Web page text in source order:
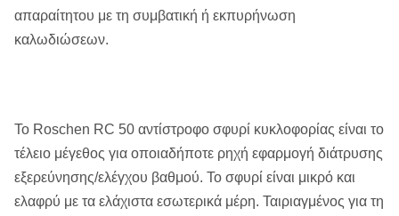
απαραίτητου με τη συμβατική ή εκπυρήνωση
καλωδιώσεων.
Το Roschen RC 50 αντίστροφο σφυρί κυκλοφορίας είναι το
τέλειο μέγεθος για οποιαδήποτε ρηχή εφαρμογή διάτρυσης
εξερεύνησης/ελέγχου βαθμού. Το σφυρί είναι μικρό και
ελαφρύ με τα ελάχιστα εσωτερικά μέρη. Ταιριαγμένος για τη